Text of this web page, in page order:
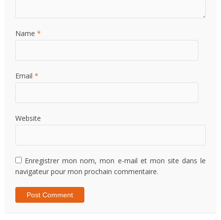
Name *
Email *
Website
Enregistrer mon nom, mon e-mail et mon site dans le
navigateur pour mon prochain commentaire.